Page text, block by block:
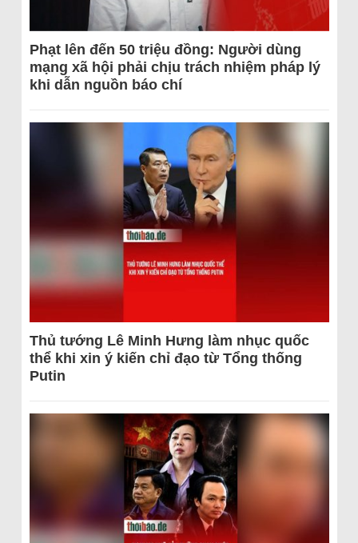
Phạt lên đến 50 triệu đồng: Người dùng
mạng xã hội phải chịu trách nhiệm pháp lý
khi dẫn nguồn báo chí
Thủ tướng Lê Minh Hưng làm nhục quốc
thể khi xin ý kiến chỉ đạo từ Tổng thống
Putin